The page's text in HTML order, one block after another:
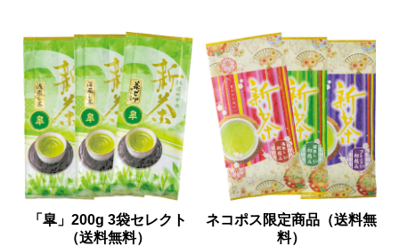
「皐」200g 3袋セレクト
（送料無料）
ネコポス限定商品（送料無
料）